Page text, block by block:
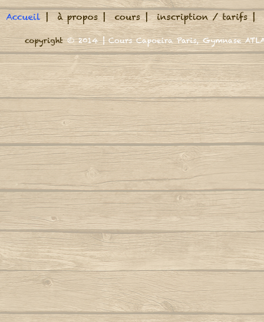
A volta do mundo, é como a maré
Adeus adeus (Boa viagem)
Autor : Mestre Marrom
Africa se uniu
Autor : Mestre Jogo De Dentro
Aidé, negra africana
Autor : Professor Marquinho Coreba
(Capoeira Gerais)
Além-mar
Autor : Graduado Voador (Capoeira Nagô)
Aqui na minha casa
Armas brancas (Tiririca e Tucum e
Navalha)
Autor : Macaco Preto (Abada)
Aruandê (zumbi foi guerreiro)
Autor : CM
Nega
Nego
Autor : Mestre
Autor :
O
Na velha África se
Nas grandes festas
O Quijenge no
É o berimbau que
Coro
Je vais attendre que
Je veux entrer dans
Je vais prendre du
Pour fabriquer mon
Je vais attendre
Je veux entrer dans
Je vais prendre du
Pour fabriquer mon
Le bon bois est